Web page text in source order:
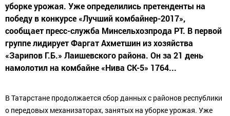
уборке урожая. Уже определились претенденты на
победу в конкурсе «Лучший комбайнер-2017»,
сообщает пресс-служба Минсельхозпрода РТ. В первой
группе лидирует Фаргат Ахметшин из хозяйства
«Зарипов Г.Б.» Лаишевского района. Он за 21 день
намолотил на комбайне «Нива СК-5» 1764...
В Татарстане продолжается сбор данных с районов республики
о передовых механизаторах, занятых на уборке урожая. Уже